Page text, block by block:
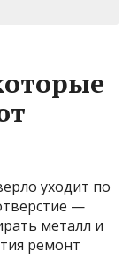
уходит по
—
металл и
ремонт